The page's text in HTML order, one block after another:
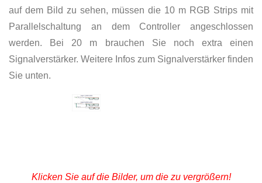
auf dem Bild zu sehen, müssen die 10 m RGB Strips mit
Parallelschaltung an dem Controller angeschlossen
werden. Bei 20 m brauchen Sie noch extra einen
Signalverstärker. Weitere Infos zum Signalverstärker finden
Sie unten.
Klicken Sie auf die Bilder, um die zu vergrößern!